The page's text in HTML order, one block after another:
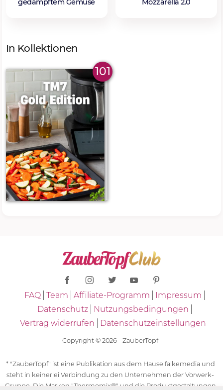
gedämpftem Gemüse
Mozzarella 2.0
In Kollektionen
101
FAQ Team Affiliate-Programm
Impressum
Datenschutz
Nutzungsbedingungen
Vertrag widerrufen
Datenschutzeinstellungen
Copyright © 2026 - ZauberTopf
* "ZauberTopf" ist eine Publikation aus dem Hause falkemedia und
steht in keinerlei Verbindung zu den Unternehmen der Vorwerk-
Gruppe. Die Marken "Thermomix®" und die Produktgestaltungen